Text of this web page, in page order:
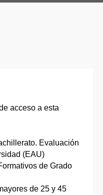
acceso a esta
Evaluación
(EAU)
de Grado
de 25 y 45